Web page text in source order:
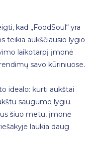
kad „FoodSoul“ yra
teikia aukščiausio lygio
laikotarpį įmonė
savo kūriniuose.
idealo: kurti aukštai
saugumo lygiu.
šiuo metu, įmonė
laukia daug